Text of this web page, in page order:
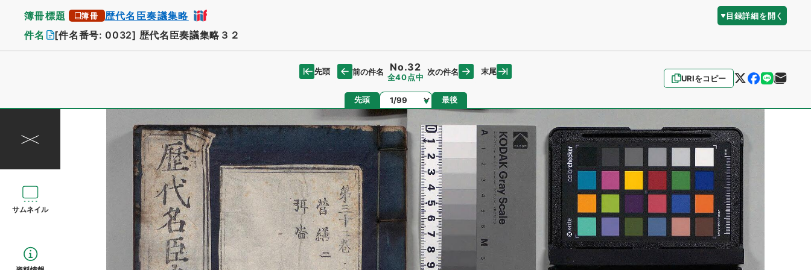
簿冊標題 簿冊 歴代名臣奏議集略 目録詳細を開く
件名 [件名番号: 0032] 歴代名臣奏議集略３２
URIをコピー
先頭 前の件名 No.32
全40点中
次の件名 末尾
先頭 ページ 最後
サムネイル